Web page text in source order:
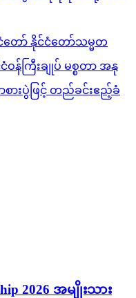
တော် နိုင်ငံတော်သမ္မတ
ဝန်ကြီးချုပ် မစ္စတာ အနု
ားပွဲဖြင့် တည်ခင်းဧည့်ခံ
2026 အမျိုးသား